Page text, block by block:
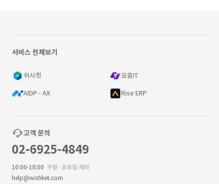
서비스 전체보기
위시켓 요즘IT
AIDP - AX Rise ERP
고객 문의
02-6925-4849
10:00-18:00 주말·공휴일 제외
help@wishket.com